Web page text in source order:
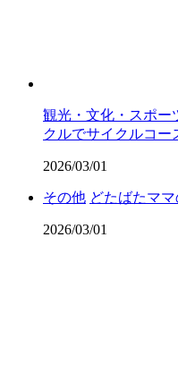
観光・文化・スポー
クルでサイクルコー
2026/03/01
その他 どたばたマ
2026/03/01